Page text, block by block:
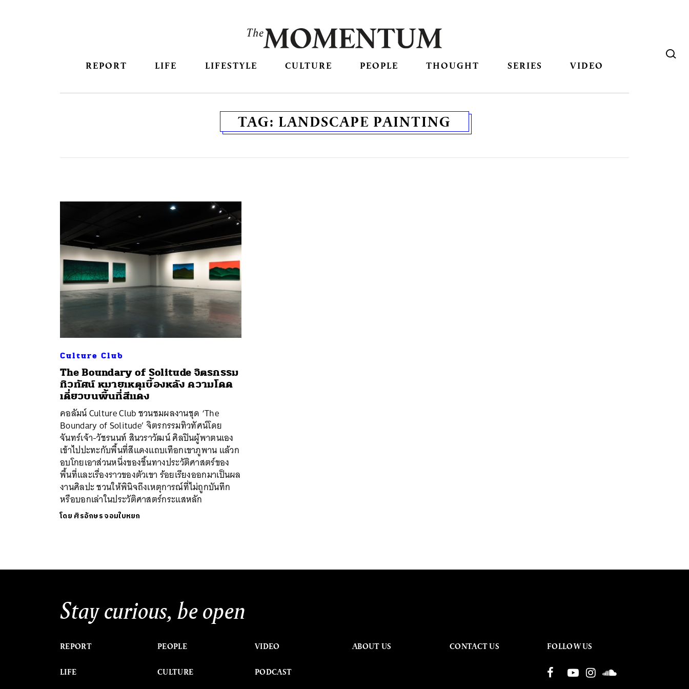
REPORT LIFE LIFESTYLE CULTURE PEOPLE THOUGHT SERIES VIDEO
TAG: LANDSCAPE PAINTING
Culture Club
The Boundary of Solitude จิตรกรรม
ทิวทัศน์ หมายเหตุเบื้องหลัง ความโดด
เดี่ยวบนพื้นที่สีแดง
คอลัมน์ Culture Club ชวนชมผลงานชุด ‘The
Boundary of Solitude’ จิตรกรรมทิวทัศน์โดย
จันทร์เจ้า-วัชรนนท์ สินวราวัฒน์ ศิลปินผู้พาตนเอง
เข้าไปปะทะกับพื้นที่สีแดงแถบเทือกเขาภูพาน แล้วก
อบโกยเอาส่วนหนึ่งของชิ้นทางประวัติศาสตร์ของ
พื้นที่และเรื่องราวของตัวเขา ร้อยเรียงออกมาเป็นผล
งานศิลปะ ชวนให้พินิจถึงเหตุการณ์ที่ไม่ถูกบันทึก
หรือบอกเล่าในประวัติศาสตร์กระแสหลัก
โดย ศิรอักษร จอมใบหยก
Stay curious, be open
REPORT
LIFE
PEOPLE
CULTURE
VIDEO
PODCAST
ABOUT US CONTACT US FOLLOW US